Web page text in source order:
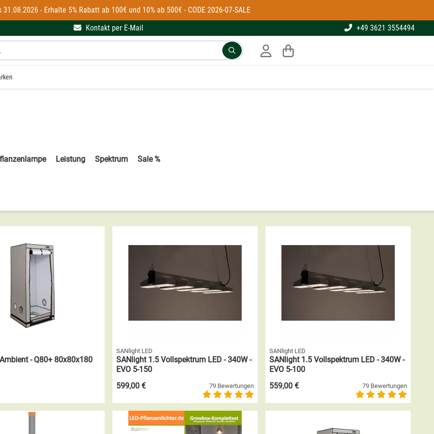
31.08.2026 - Erhalte 5% Rabatt ab 100€ und 10% ab 500€ - CODE 2026-07-SALE
Kontakt per E-Mail +49 3621 3554494
Leistung Spektrum Sale %
- Q80+ 80x80x180
SANlight LED
SANlight 1.5 Vollspektrum LED - 340W -
EVO 5-150
599,00 €
79 Bewertungen
SANlight LED
SANlight 1.5 Vollspektrum LED - 340W -
EVO 5-100
559,00 €
79 Bewertungen